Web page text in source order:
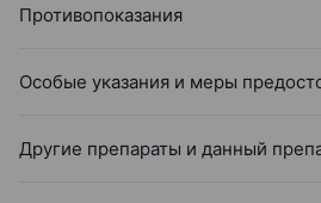
Противопоказания
Особые указания и меры
Другие препараты и данный